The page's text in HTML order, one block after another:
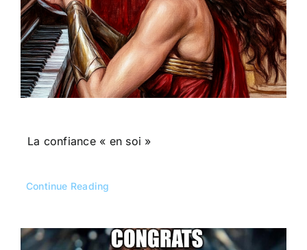
La confiance « en soi »
Continue Reading